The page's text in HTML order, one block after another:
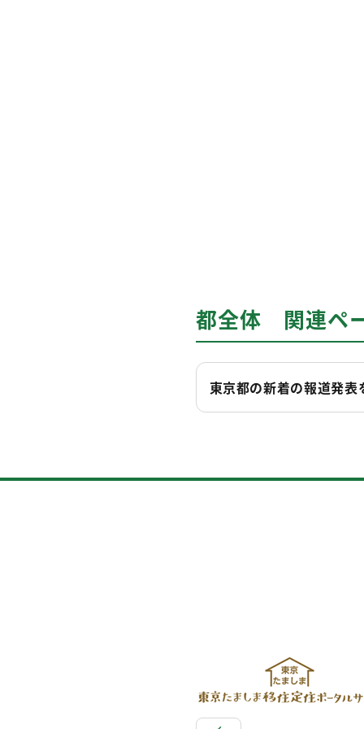
都全体 関連ペ
東京都の新着の報道発表